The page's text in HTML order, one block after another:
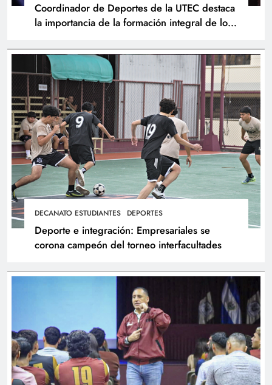
Coordinador de Deportes de la UTEC destaca
la importancia de la formación integral de los
DECANATO ESTUDIANTES DEPORTES
Deporte e integración: Empresariales se
corona campeón del torneo interfacultades